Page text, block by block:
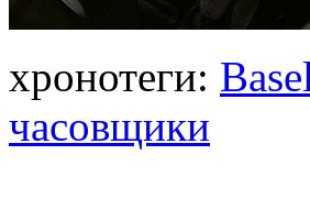
хронотеги:
часовщики